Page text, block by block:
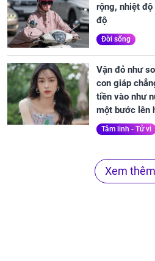
rộng, nhiệt
độ
Đời sống
Vận đỏ như
con giáp
tiền vào như
một bước lên
Tâm linh - Tử vi
Xem thêm